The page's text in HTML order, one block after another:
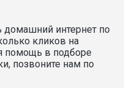
интернет по
кликов на
помощь в подборе
позвоните нам по